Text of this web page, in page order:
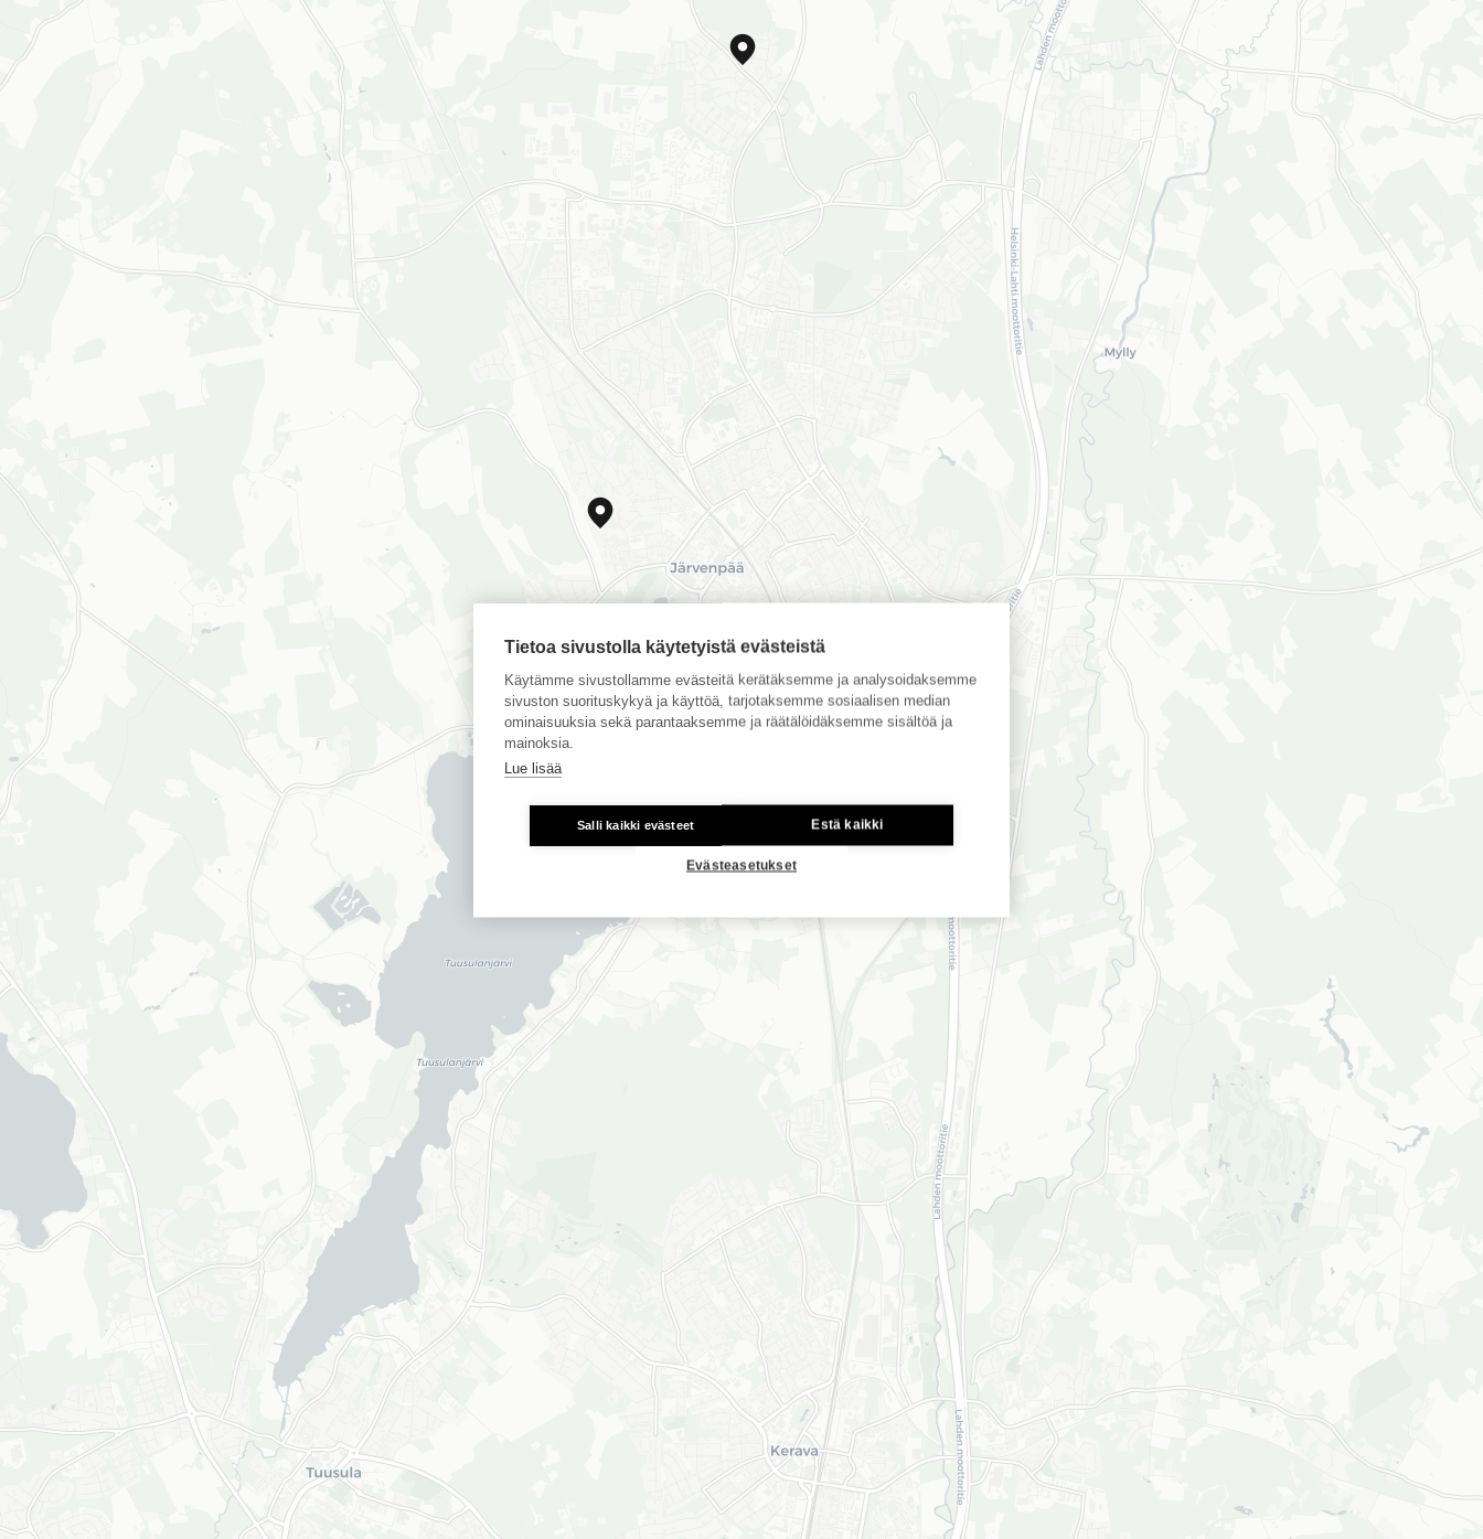
Tietoa sivustolla käytetyistä evästeistä
Käytämme sivustollamme evästeitä kerätäksemme ja analysoidaksemme
sivuston suorituskykyä ja käyttöä, tarjotaksemme sosiaalisen median
ominaisuuksia sekä parantaaksemme ja räätälöidäksemme sisältöä ja
mainoksia.
Lue lisää
Salli kaikki evästeet Estä kaikki
Evästeasetukset